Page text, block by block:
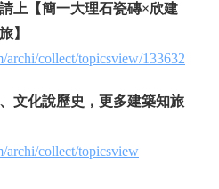
上【簡一大理石瓷磚×欣建
】
archi/collect/topicsview/133632
文化說歷史，更多建築知旅
archi/collect/topicsview